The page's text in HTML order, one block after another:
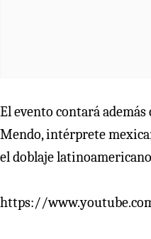
El evento contará
Mendo, intérprete
el doblaje
https://